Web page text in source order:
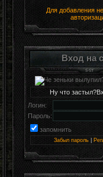
Для добавления
Вход на
Ну что
Логин:
Пароль:
запомнить
Забыл пароль